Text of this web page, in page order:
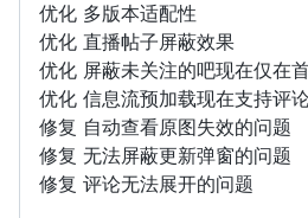
优化 多版本适配性
优化 直播帖子屏蔽效果
优化 屏蔽未关注的吧现在仅在
优化 信息流预加载现在支持评
修复 自动查看原图失效的问题
修复 无法屏蔽更新弹窗的问题
修复 评论无法展开的问题